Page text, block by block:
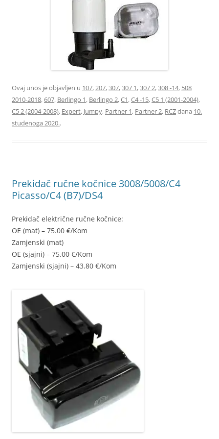
Ovaj unos je objavljen u 107,207,307,307 1,307 2,308 -14, 508
2010-2018,607, Berlingo 1, Berlingo 2,C1,C4 -15,C5 1 (2001-2004),
C5 2 (2004-2008), Expert, Jumpy, Partner 1, Partner 2, RCZdana 10.
studenoga 2020..
Prekidač ručne kočnice 3008/5008/C4
Picasso/C4 (B7)/DS4
Prekidač električne ručne kočnice:
OE (mat) – 75.00 €/Kom
Zamjenski (mat)
OE (sjajni) – 75.00 €/Kom
Zamjenski (sjajni) – 43.80 €/Kom